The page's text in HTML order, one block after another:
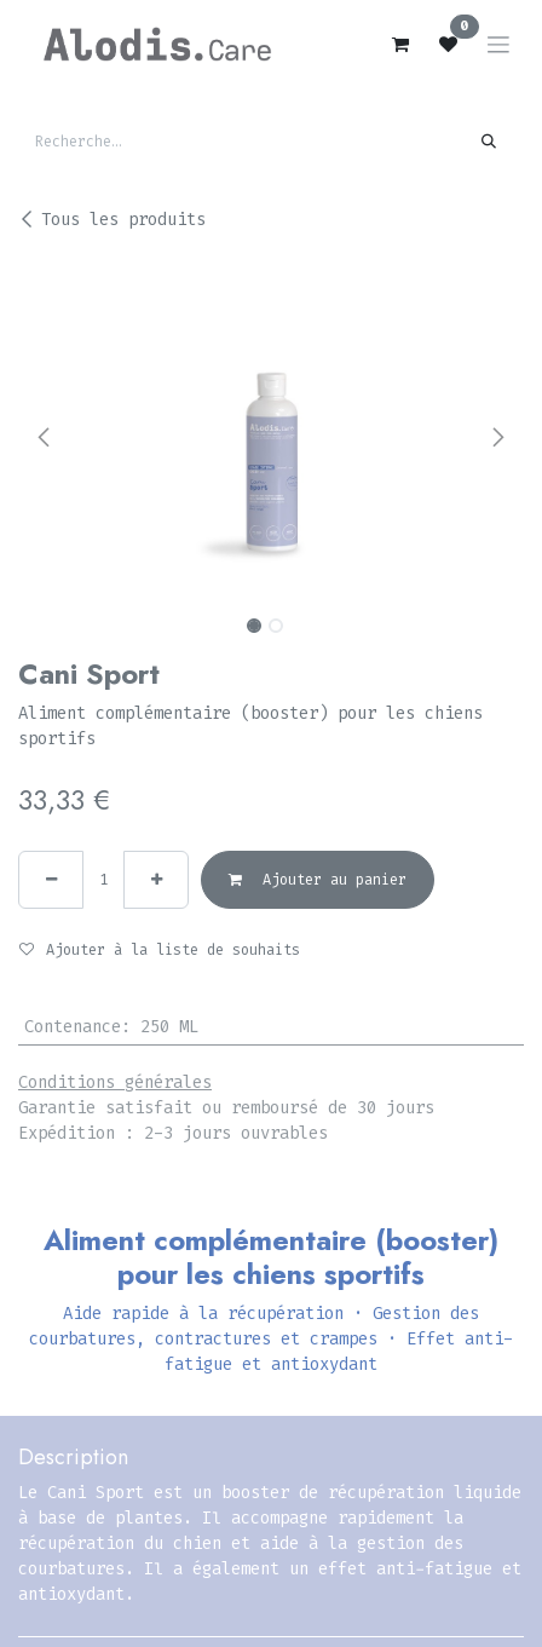
0
Tous les produits
Cani Sport
Aliment complémentaire (booster) pour les chiens
sportifs
33,33 €
Ajouter au panier
Ajouter à la liste de souhaits
Contenance : 250 ML
Conditions générales
Garantie satisfait ou remboursé de 30 jours
Expédition : 2-3 jours ouvrables
Aliment complémentaire (booster)
pour les chiens sportifs
Aide rapide à la récupération · Gestion des
courbatures, contractures et crampes · Effet anti-
fatigue et antioxydant
Description
Le Cani Sport est un booster de récupération liquide
à base de plantes. Il accompagne rapidement la
récupération du chien et aide à la gestion des
courbatures. Il a également un effet anti-fatigue et
antioxydant.